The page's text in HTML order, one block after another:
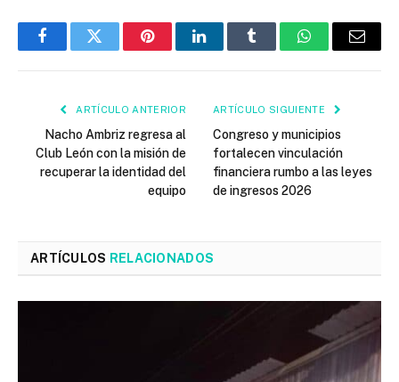
FacebookTwitter PinterestLinkedInTumblr WhatsAppEmail
ARTÍCULO ANTERIOR
Nacho Ambriz regresa al
Club León con la misión de
recuperar la identidad del
equipo
ARTÍCULO SIGUIENTE
Congreso y municipios
fortalecen vinculación
financiera rumbo a las leyes
de ingresos 2026
ARTÍCULOS RELACIONADOS